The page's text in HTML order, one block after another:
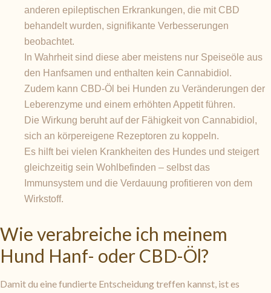
anderen epileptischen Erkrankungen, die mit CBD
behandelt wurden, signifikante Verbesserungen
beobachtet.
In Wahrheit sind diese aber meistens nur Speiseöle aus
den Hanfsamen und enthalten kein Cannabidiol.
Zudem kann CBD-Öl bei Hunden zu Veränderungen der
Leberenzyme und einem erhöhten Appetit führen.
Die Wirkung beruht auf der Fähigkeit von Cannabidiol,
sich an körpereigene Rezeptoren zu koppeln.
Es hilft bei vielen Krankheiten des Hundes und steigert
gleichzeitig sein Wohlbefinden – selbst das
Immunsystem und die Verdauung profitieren von dem
Wirkstoff.
Wie verabreiche ich meinem
Hund Hanf- oder CBD-Öl?
Damit du eine fundierte Entscheidung treffen kannst, ist es